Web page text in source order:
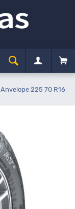
Anvelope 225 70 R16